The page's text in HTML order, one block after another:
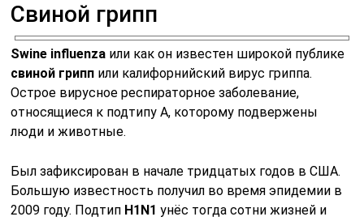
О ЦЕНТРЕ ВРАЧИ УСЛУГИ
Свиной грипп
Swine influenza или как он известен широкой публике
свиной грипп или калифорнийский вирус гриппа.
Острое вирусное респираторное заболевание,
относящиеся к подтипу А, которому подвержены
люди и животные.
Был зафиксирован в начале тридцатых годов в США.
Большую известность получил во время эпидемии в
2009 году. Подтип H1N1 унёс тогда сотни жизней и